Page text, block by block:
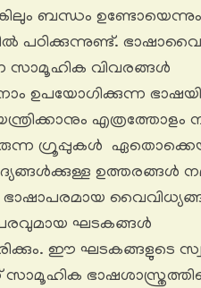
ബന്ധം ഉണ്ടോയെന്നും
പഠിക്കുന്നുണ്ട്.
സാമൂഹിക വിവരങ്ങൾ
ഉപയോഗിക്കുന്ന
ഗ്രൂപ്പുകൾ
ഉത്തരങ്ങൾ
ഭാഷാപരമായ
ഘടകങ്ങൾ
ഈ ഘടകങ്ങളുടെ